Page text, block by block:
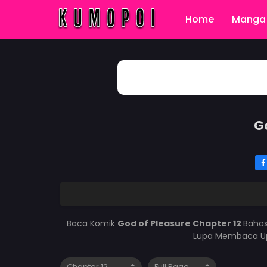
Home
Baca Komik God of Pleasure Chapter 12
Lupa Membaca